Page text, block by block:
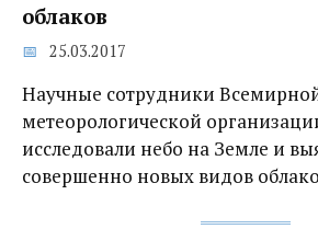
облаков
25.03.2017
Научные сотрудники
метеорологической
исследовали небо на Земле и
совершенно новых видов